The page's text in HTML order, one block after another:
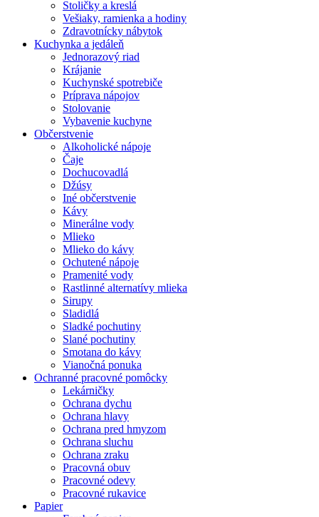
Stoličky a kreslá
Vešiaky, ramienka a hodiny
Zdravotnícky nábytok
Kuchynka a jedáleň
Jednorazový riad
Krájanie
Kuchynské spotrebiče
Príprava nápojov
Stolovanie
Vybavenie kuchyne
Občerstvenie
Alkoholické nápoje
Čaje
Dochucovadlá
Džúsy
Iné občerstvenie
Kávy
Minerálne vody
Mlieko
Mlieko do kávy
Ochutené nápoje
Pramenité vody
Rastlinné alternatívy mlieka
Sirupy
Sladidlá
Sladké pochutiny
Slané pochutiny
Smotana do kávy
Vianočná ponuka
Ochranné pracovné pomôcky
Lekárničky
Ochrana dychu
Ochrana hlavy
Ochrana pred hmyzom
Ochrana sluchu
Ochrana zraku
Pracovná obuv
Pracovné odevy
Pracovné rukavice
Papier